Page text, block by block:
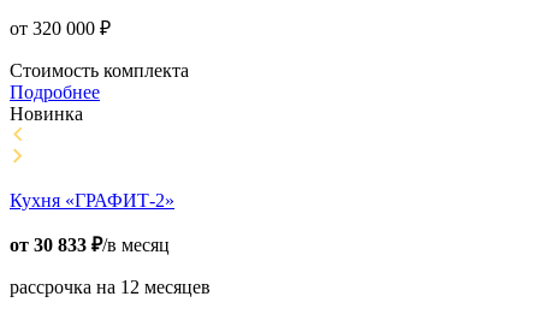
от 320 000 ₽
Стоимость комплекта
Подробнее
Новинка
Кухня «ГРАФИТ-2»
от 30 833 ₽/в месяц
рассрочка на 12 месяцев